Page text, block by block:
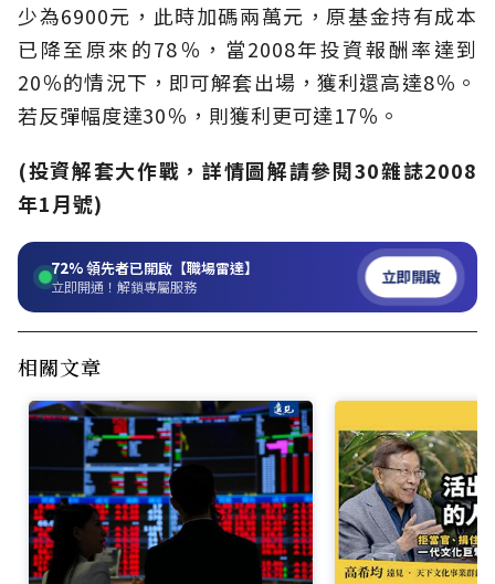
少為6900元，此時加碼兩萬元，原基金持有成本
已降至原來的78％，當2008年投資報酬率達到
20％的情況下，即可解套出場，獲利還高達8％。
若反彈幅度達30％，則獲利更可達17％。
(投資解套大作戰，詳情圖解請參閱30雜誌2008
年1月號)
72%領先者已開啟【職場雷達】
立即開通！解鎖專屬服務 立即開啟
相關文章